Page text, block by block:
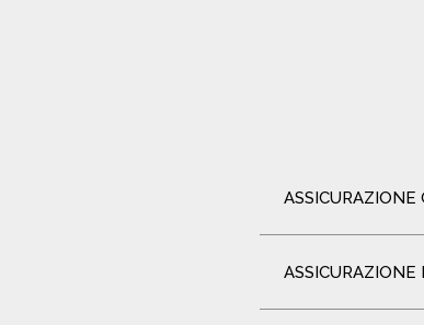
ASSICURAZIONE